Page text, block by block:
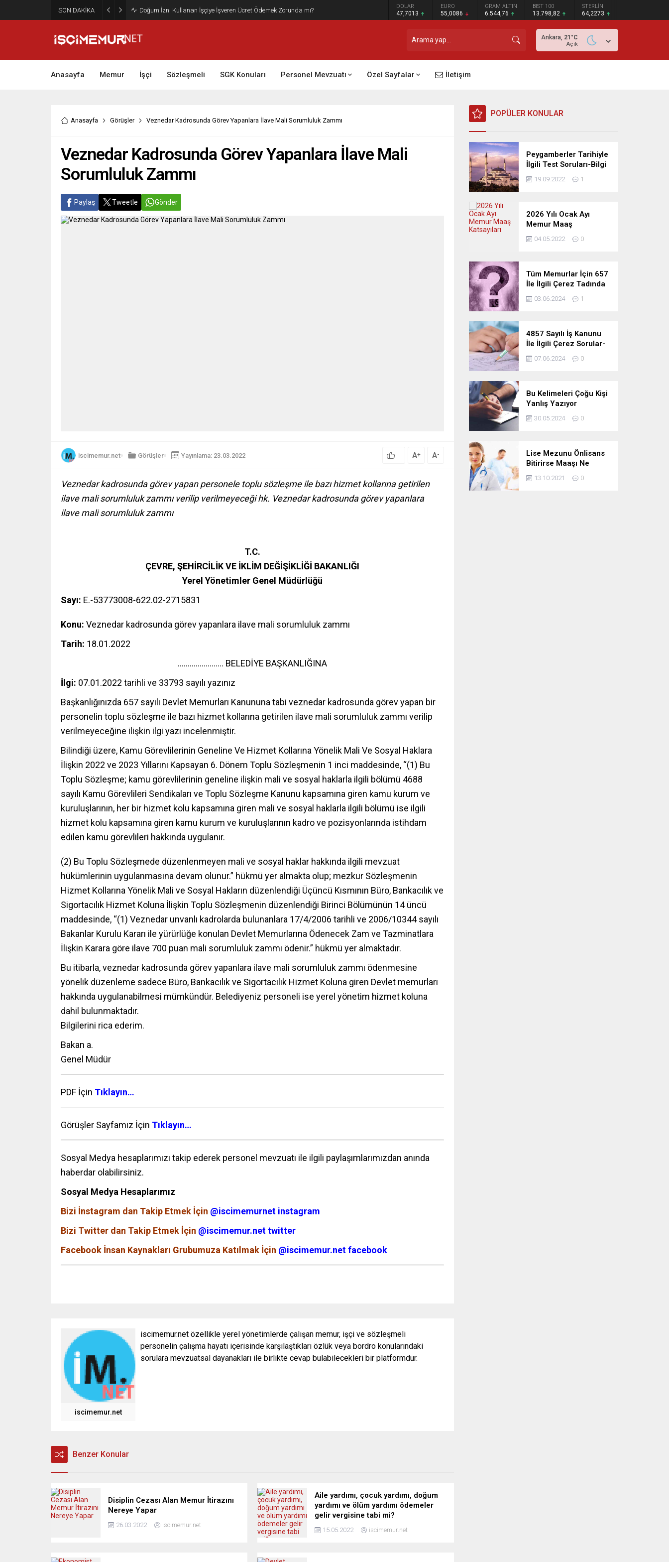
SON DAKİKA Maktu Mesai Ödemesinde Heyet Raporu Dikkate Alınır Mı? DOLAR
47,7013
EURO
55,0086
GRAM ALTIN
6.544,76
BIST 100
13.798,82
STERLİN
64,2273
Ankara, 21 °C
Açık
Anasayfa Memur İşçi Sözleşmeli SGK Konuları Personel Mevzuatı Özel Sayfalar İletişim
Anasayfa Görüşler Veznedar Kadrosunda Görev Yapanlara İlave Mali Sorumluluk Zammı
Veznedar Kadrosunda Görev Yapanlara İlave Mali
Sorumluluk Zammı
Paylaş Tweetle Gönder
iscimemur.net Görüşler Yayınlama: 23.03.2022 A+ A-
Veznedar kadrosunda görev yapan personele toplu sözleşme ile bazı hizmet kollarına getirilen
ilave mali sorumluluk zammı verilip verilmeyeceği hk. Veznedar kadrosunda görev yapanlara
ilave mali sorumluluk zammı
T.C.
ÇEVRE, ŞEHİRCİLİK VE İKLİM DEĞİŞİKLİĞİ BAKANLIĞI
Yerel Yönetimler Genel Müdürlüğü
Sayı: E.-53773008-622.02-2715831
Konu: Veznedar kadrosunda görev yapanlara ilave mali sorumluluk zammı
Tarih: 18.01.2022
………………….. BELEDİYE BAŞKANLIĞINA
İlgi: 07.01.2022 tarihli ve 33793 sayılı yazınız
Başkanlığınızda 657 sayılı Devlet Memurları Kanununa tabi veznedar kadrosunda görev yapan bir
personelin toplu sözleşme ile bazı hizmet kollarına getirilen ilave mali sorumluluk zammı verilip
verilmeyeceğine ilişkin ilgi yazı incelenmiştir.
Bilindiği üzere, Kamu Görevlilerinin Geneline Ve Hizmet Kollarına Yönelik Mali Ve Sosyal Haklara
İlişkin 2022 ve 2023 Yıllarını Kapsayan 6. Dönem Toplu Sözleşmenin 1 inci maddesinde, “(1) Bu
Toplu Sözleşme; kamu görevlilerinin geneline ilişkin mali ve sosyal haklarla ilgili bölümü 4688
sayılı Kamu Görevlileri Sendikaları ve Toplu Sözleşme Kanunu kapsamına giren kamu kurum ve
kuruluşlarının, her bir hizmet kolu kapsamına giren mali ve sosyal haklarla ilgili bölümü ise ilgili
hizmet kolu kapsamına giren kamu kurum ve kuruluşlarının kadro ve pozisyonlarında istihdam
edilen kamu görevlileri hakkında uygulanır.
(2) Bu Toplu Sözleşmede düzenlenmeyen mali ve sosyal haklar hakkında ilgili mevzuat
hükümlerinin uygulanmasına devam olunur.” hükmü yer almakta olup; mezkur Sözleşmenin
Hizmet Kollarına Yönelik Mali ve Sosyal Hakların düzenlendiği Üçüncü Kısmının Büro, Bankacılık ve
Sigortacılık Hizmet Koluna İlişkin Toplu Sözleşmenin düzenlendiği Birinci Bölümünün 14 üncü
maddesinde, “(1) Veznedar unvanlı kadrolarda bulunanlara 17/4/2006 tarihli ve 2006/10344 sayılı
Bakanlar Kurulu Kararı ile yürürlüğe konulan Devlet Memurlarına Ödenecek Zam ve Tazminatlara
İlişkin Karara göre ilave 700 puan mali sorumluluk zammı ödenir.” hükmü yer almaktadır.
Bu itibarla, veznedar kadrosunda görev yapanlara ilave mali sorumluluk zammı ödenmesine
yönelik düzenleme sadece Büro, Bankacılık ve Sigortacılık Hizmet Koluna giren Devlet memurları
hakkında uygulanabilmesi mümkündür. Belediyeniz personeli ise yerel yönetim hizmet koluna
dahil bulunmaktadır.
Bilgilerini rica ederim.
Bakan a.
Genel Müdür
PDF İçin Tıklayın…
Görüşler Sayfamız İçin Tıklayın…
Sosyal Medya hesaplarımızı takip ederek personel mevzuatı ile ilgili paylaşımlarımızdan anında
haberdar olabilirsiniz.
Sosyal Medya Hesaplarımız
Bizi İnstagram dan Takip Etmek İçin @iscimemurnet instagram
Bizi Twitter dan Takip Etmek İçin @iscimemur.net twitter
Facebook İnsan Kaynakları Grubumuza Katılmak İçin @iscimemur.net facebook
iscimemur.net
iscimemur.net özellikle yerel yönetimlerde çalışan memur, işçi ve sözleşmeli
personelin çalışma hayatı içerisinde karşılaştıkları özlük veya bordro konularındaki
sorulara mevzuatsal dayanakları ile birlikte cevap bulabilecekleri bir platformdur.
Benzer Konular
Disiplin Cezası Alan Memur İtirazını
Nereye Yapar
26.03.2022 iscimemur.net
Aile yardımı, çocuk yardımı, doğum
yardımı ve ölüm yardımı ödemeler
gelir vergisine tabi mi?
15.05.2022 iscimemur.net
POPÜLER KONULAR
Peygamberler Tarihiyle
İlgili Test Soruları-Bilgi
Yarışması
19.09.2022 1
2026 Yılı Ocak Ayı
Memur Maaş
Katsayıları
04.05.2022 0
Tüm Memurlar İçin 657
İle İlgili Çerez Tadında
Deneme Sınavı
03.06.2024 1
4857 Sayılı İş Kanunu
İle İlgili Çerez Sorular-
Deneme Sınavı
07.06.2024 0
Bu Kelimeleri Çoğu Kişi
Yanlış Yazıyor
30.05.2024 0
Lise Mezunu Önlisans
Bitirirse Maaşı Ne
Kadar Artar
13.10.2021 0